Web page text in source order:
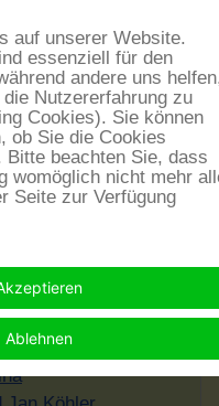
Krem"
auf unserer Website.
essenziell für den
andere uns
Nutzererfahrung zu
Cookies). Sie können
ob Sie die Cookies
Bitte beachten Sie, dass
womöglich nicht mehr
Seite zur Verfügung
Ablehnen